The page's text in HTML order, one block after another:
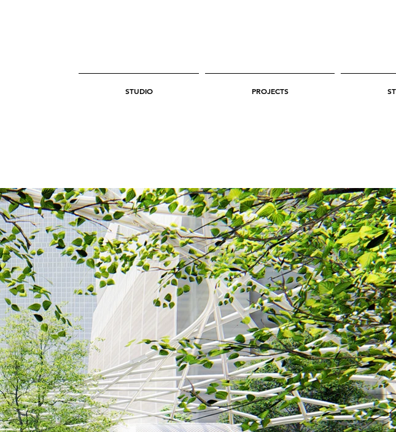
STUDIO PROJECTS